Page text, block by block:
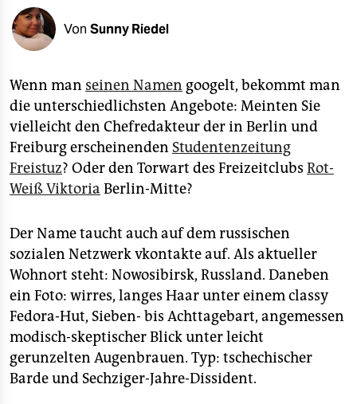
unterstützen
abo
epaper login
Von Sunny Riedel
Wenn man seinen Namen googelt, bekommt man
die unterschiedlichsten Angebote: Meinten Sie
vielleicht den Chefredakteur der in Berlin und
Freiburg erscheinenden Studentenzeitung
Freistuz? Oder den Torwart des Freizeitclubs Rot-
Weiß Viktoria Berlin-Mitte?
Der Name taucht auch auf dem russischen
sozialen Netzwerk vkontakte auf. Als aktueller
Wohnort steht: Nowosibirsk, Russland. Daneben
ein Foto: wirres, langes Haar unter einem classy
Fedora-Hut, Sieben- bis Achttagebart, angemessen
modisch-skeptischer Blick unter leicht
gerunzelten Augenbrauen. Typ: tschechischer
Barde und Sechziger-Jahre-Dissident.